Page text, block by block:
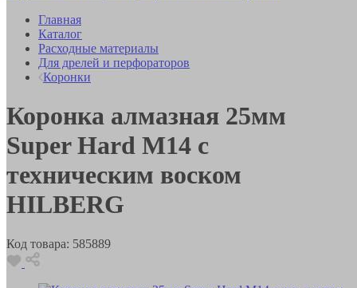
Главная
Каталог
Расходные материалы
Для дрелей и перфораторов
Коронки
Коронка алмазная 25мм
Super Hard М14 с
техническим воском
HILBERG
Код товара: 585889